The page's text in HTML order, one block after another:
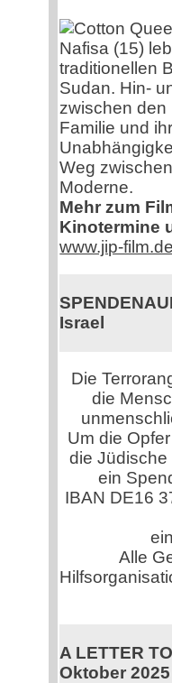
Nafisa (15)
traditionellen
Sudan. Hin-
zwischen den
Familie und
Weg
Moderne.
Mehr zum
Kinotermine
www.jip-
Israel
Die
die
Um die
die
ein
IBAN DE16
Alle
A LETTER
Oktober 2025